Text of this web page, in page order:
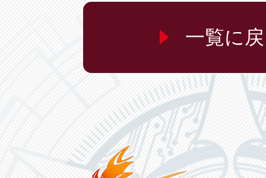
一覧に